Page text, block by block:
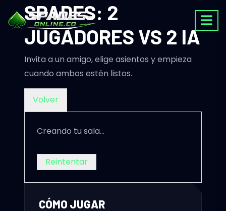
SPADES: 2
JUGADORES VS 2 IA
Invita a un amigo, elige asientos y empieza
cuando ambos estén listos.
Volver
Creando tu sala...
Reintentar
CÓMO JUGAR